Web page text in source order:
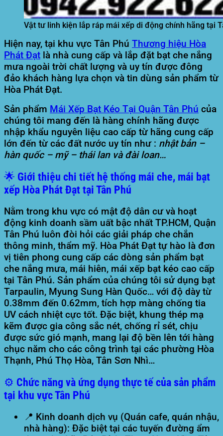
Vật tư linh kiện lắp ráp mái xếp di động chính hãng tại
Hiện nay, tại khu vực Tân Phú Thương hiệu Hòa
Phát Đạt là nhà cung cấp và lắp đặt bạt che nắng
mưa ngoài trời chất lượng và uy tín được đông
đảo khách hàng lựa chọn và tin dùng sản phẩm từ
Hòa Phát Đạt.
Sản phẩm Mái Xếp Bạt Kéo Tại Quận Tân Phú của
chúng tôi mang đến là hàng chính hãng được
nhập khẩu nguyên liệu cao cấp từ hãng cung cấp
lớn đến từ các đất nước uy tín như : nhật bản –
hàn quốc – mỹ – thái lan và đài loan…
🌟 Giới thiệu chi tiết hệ thống mái che, mái bạt
xếp Hòa Phát Đạt tại Tân Phú
Nằm trong khu vực có mật độ dân cư và hoạt
động kinh doanh sầm uất bậc nhất TP.HCM, Quận
Tân Phú luôn đòi hỏi các giải pháp che chắn
thông minh, thẩm mỹ. Hòa Phát Đạt tự hào là đơn
vị tiên phong cung cấp các dòng sản phẩm bạt
che nắng mưa, mái hiên, mái xếp bạt kéo cao cấp
tại Tân Phú. Sản phẩm của chúng tôi sử dụng bạt
Tarpaulin, Myung Sung Hàn Quốc… với độ dày từ
0.38mm đến 0.62mm, tích hợp màng chống tia
UV cách nhiệt cực tốt. Đặc biệt, khung thép mạ
kẽm được gia công sắc nét, chống rỉ sét, chịu
được sức gió mạnh, mang lại độ bền lên tới hàng
chục năm cho các công trình tại các phường Hòa
Thạnh, Phú Thọ Hòa, Tân Sơn Nhì…
⚙️ Chức năng và ứng dụng thực tế của sản phẩm
tại khu vực Tân Phú
📍 Kinh doanh dịch vụ (Quán cafe, quán nhậu,
nhà hàng): Đặc biệt tại các tuyến đường ẩm